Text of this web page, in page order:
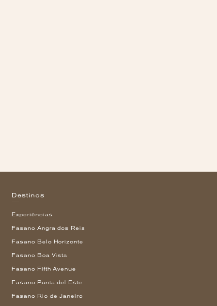
Destinos
Experiências
Fasano Angra dos Reis
Fasano Belo Horizonte
Fasano Boa Vista
Fasano Fifth Avenue
Fasano Punta del Este
Fasano Rio de Janeiro